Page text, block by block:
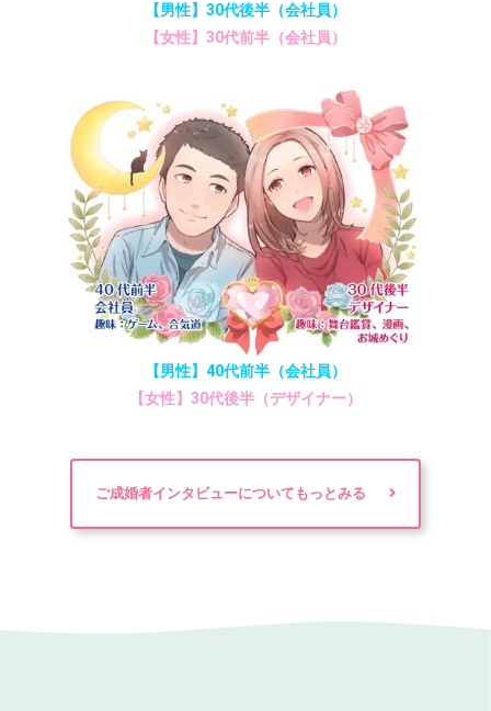
【男性】30代後半（会社員）
【女性】30代前半（会社員）
【男性】40代前半（会社員）
【女性】30代後半（デザイナー）
ご成婚者インタビューについてもっとみる